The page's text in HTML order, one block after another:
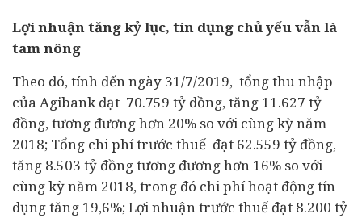
Lợi nhuận tăng kỷ lục, tín dụng chủ yếu vẫn là
tam nông
Theo đó, tính đến ngày 31/7/2019, tổng thu nhập
của Agibank đạt 70.759 tỷ đồng, tăng 11.627 tỷ
đồng, tương đương hơn 20% so với cùng kỳ năm
2018; Tổng chi phí trước thuế đạt 62.559 tỷ đồng,
tăng 8.503 tỷ đồng tương đương hơn 16% so với
cùng kỳ năm 2018, trong đó chi phí hoạt động tín
dụng tăng 19,6%; Lợi nhuận trước thuế đạt 8.200 tỷ